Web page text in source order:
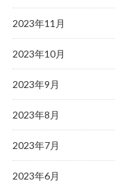
2023年11月
2023年10月
2023年9月
2023年8月
2023年7月
2023年6月